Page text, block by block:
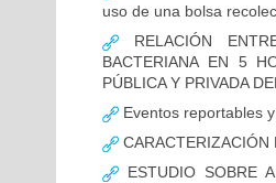
uso de una bolsa
RELACIÓN
BACTERIANA EN 5
PÚBLICA Y PRIVADA
Eventos reportables
CARACTERIZACIÓN
ESTUDIO SOBRE